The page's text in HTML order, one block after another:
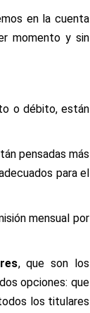
en la cuenta
momento y sin
o débito, están
pensadasmás
para el
mensual por
, que son los
opciones: que
los titulares